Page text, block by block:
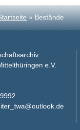
» Bestände
e.V.